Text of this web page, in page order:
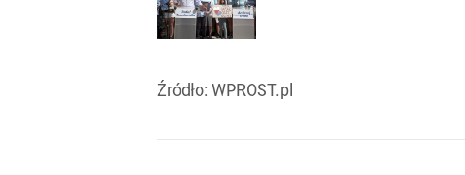
Źródło: WPROST.pl